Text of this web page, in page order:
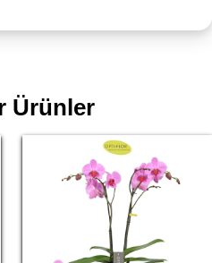
Ürünler